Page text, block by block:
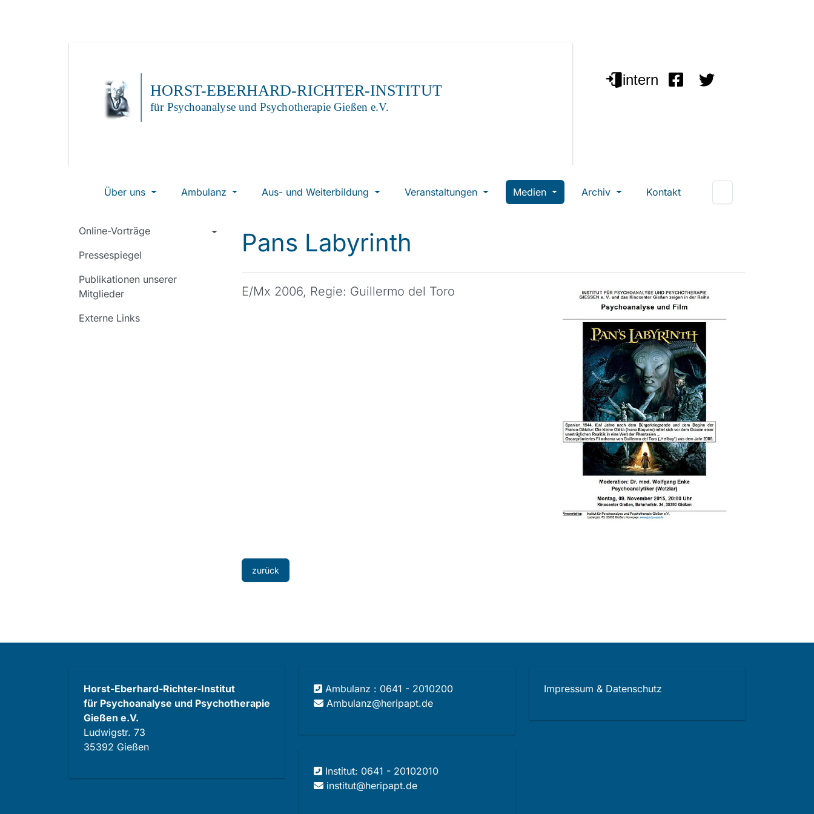
Über uns Ambulanz Aus- und Weiterbildung Veranstaltungen Medien Archiv Kontakt
Online-Vorträge
Pressespiegel
Publikationen unserer
Mitglieder
Externe Links
Pans Labyrinth
E/Mx 2006, Regie: Guillermo del Toro
zurück
Horst-Eberhard-Richter-Institut
für Psychoanalyse und Psychotherapie
Gießen e.V.
Ludwigstr. 73
35392 Gießen
Ambulanz : 0641 - 2010200
Ambulanz@heripapt.de
Institut: 0641 - 20102010
institut@heripapt.de
Impressum & Datenschutz